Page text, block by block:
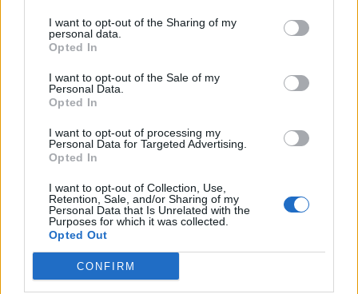
I want to opt-out of the Sharing of my
personal data.
Opted In
I want to opt-out of the Sale of my
Personal Data.
Opted In
I want to opt-out of processing my
Personal Data for Targeted Advertising.
Opted In
I want to opt-out of Collection, Use,
Retention, Sale, and/or Sharing of my
Personal Data that Is Unrelated with the
Purposes for which it was collected.
Opted Out
CONFIRM
Χωρίς τις 5 εισηγμένες
του Δημοσίου το
09/06/2015 - 03:00
ιστορία γράφεται στα